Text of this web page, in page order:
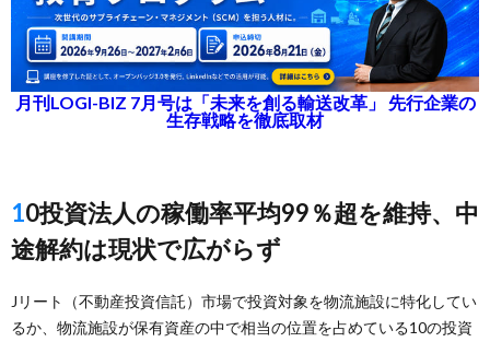
月刊LOGI-BIZ 7月号は「未来を創る輸送改革」 先行企業の
生存戦略を徹底取材
10投資法人の稼働率平均99％超を維持、中
途解約は現状で広がらず
Jリート（不動産投資信託）市場で投資対象を物流施設に特化してい
るか、物流施設が保有資産の中で相当の位置を占めている10の投資